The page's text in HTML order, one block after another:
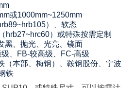
或1000mm~1250mm
）、软态
hrb27~hrc60）或特殊按需定制
黑、抛光、光亮、镜面
、FB-较高级、FC-高级
（本部、梅钢）、鞍钢股份、宁波
铁